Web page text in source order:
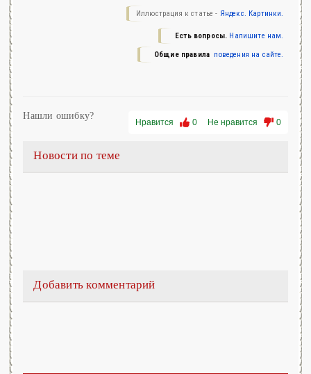
Иллюстрация к статье - Яндекс. Картинки.
Есть вопросы. Напишите нам.
Общие правила поведения на сайте.
Нравится 0 Не нравится 0
Нашли ошибку?
Новости по теме
Добавить комментарий